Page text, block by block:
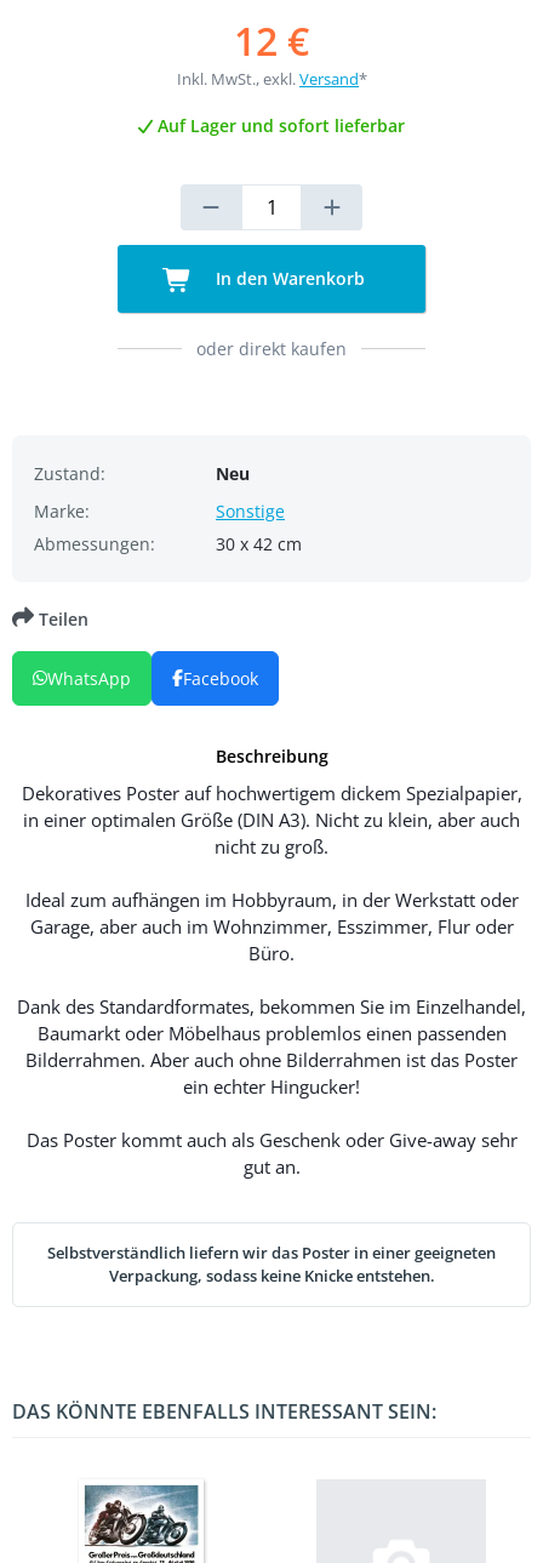
12 €
Inkl. MwSt., exkl.Versand*
Auf Lager und sofort lieferbar
In den Warenkorb
oder direkt kaufen
Zustand:
Neu
Marke:
Sonstige
Abmessungen:
30 x 42 cm
Beschreibung
Dekoratives Poster auf hochwertigem dickem Spezialpapier,
in einer optimalen Größe (DIN A3). Nicht zu klein, aber auch
nicht zu groß.
Ideal zum aufhängen im Hobbyraum, in der Werkstatt oder
Garage, aber auch im Wohnzimmer, Esszimmer, Flur oder
Büro.
Dank des Standardformates, bekommen Sie im Einzelhandel,
Baumarkt oder Möbelhaus problemlos einen passenden
Bilderrahmen. Aber auch ohne Bilderrahmen ist das Poster
ein echter Hingucker!
Das Poster kommt auch als Geschenk oder Give-away sehr
gut an.
Selbstverständlich liefern wir das Poster in einer geeigneten
Verpackung, sodass keine Knicke entstehen.
Teilen
WhatsApp Facebook
DAS KÖNNTE EBENFALLS INTERESSANT SEIN: